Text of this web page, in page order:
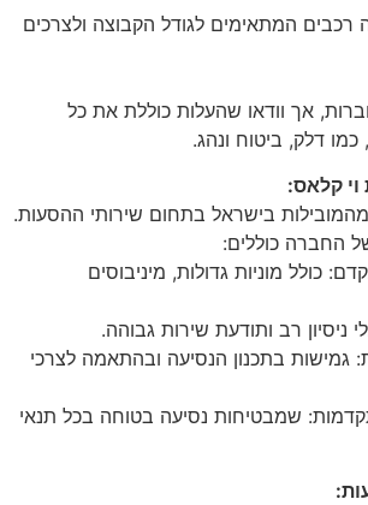
המתאימים לגודל הקבוצה ולצרכים
אך וודאו שהעלות כוללת את כל
דלק, ביטוח ונהג.
וי קלאס:
בישראל בתחום שירותי ההסעות.
החברה כוללים:
כולל מוניות גדולות, מיניבוסים
ניסיון רב ותודעת שירות גבוהה.
גמישות בתכנון הנסיעה ובהתאמה לצרכי
שמבטיחות נסיעה בטוחה בכל תנאי